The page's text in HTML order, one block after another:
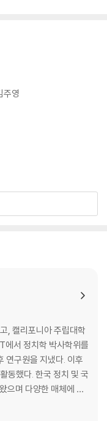
주영
, 캘리포니아 주립대학
에서 정치학 박사학위를
연구원을 지냈다. 이후
동했다. 한국 정치 및 국
으며 다양한 매체에 출
책 방향에 대해 전달한
는 지금], [거리의 만찬]